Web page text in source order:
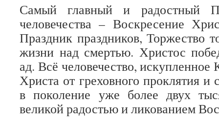
Самый главный и радостный
человечества – Воскресение
Праздник праздников, Торжество
жизни над смертью. Христос
ад. Всё человечество, искупленное
Христа от греховного проклятия и
в поколение уже более двух
великой радостью и ликованием